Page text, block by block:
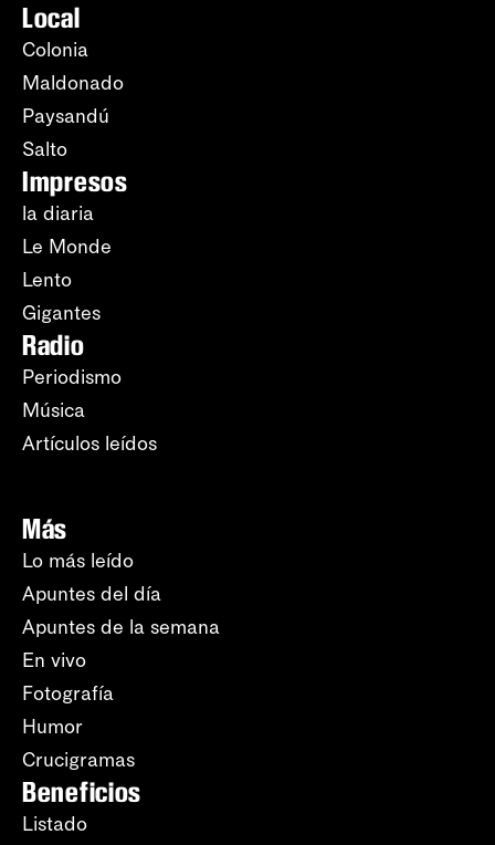
Local
Colonia
Maldonado
Paysandú
Salto
Impresos
la diaria
Le Monde
Lento
Gigantes
Radio
Periodismo
Música
Artículos leídos
Más
Lo más leído
Apuntes del día
Apuntes de la semana
En vivo
Fotografía
Humor
Crucigramas
Beneficios
Listado